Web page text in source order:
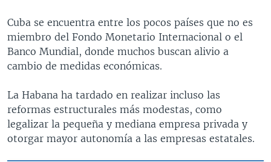
Cuba se encuentra entre los pocos países que no es
miembro del Fondo Monetario Internacional o el
Banco Mundial, donde muchos buscan alivio a
cambio de medidas económicas.
La Habana ha tardado en realizar incluso las
reformas estructurales más modestas, como
legalizar la pequeña y mediana empresa privada y
otorgar mayor autonomía a las empresas estatales.